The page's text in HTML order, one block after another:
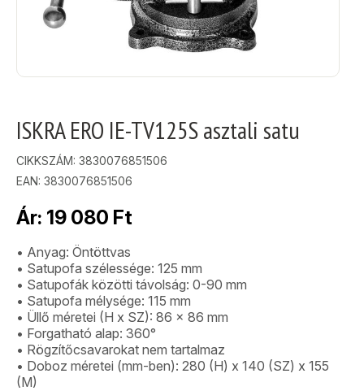
ISKRA ERO IE-TV125S asztali satu
CIKKSZÁM: 3830076851506
EAN: 3830076851506
Ár: 19 080 Ft
• Anyag: Öntöttvas
• Satupofa szélessége: 125 mm
• Satupofák közötti távolság: 0-90 mm
• Satupofa mélysége: 115 mm
• Üllő méretei (H x SZ): 86 x 86 mm
• Forgatható alap: 360°
• Rögzítőcsavarokat nem tartalmaz
• Doboz méretei (mm-ben): 280 (H) x 140 (SZ) x 155
(M)